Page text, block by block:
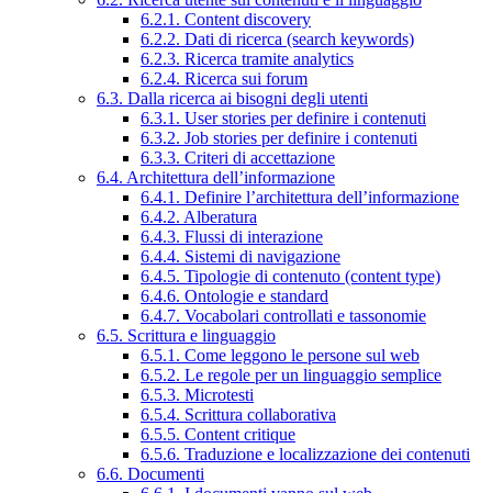
6.2.1. Content discovery
6.2.2. Dati di ricerca (search keywords)
6.2.3. Ricerca tramite analytics
6.2.4. Ricerca sui forum
6.3. Dalla ricerca ai bisogni degli utenti
6.3.1. User stories per definire i contenuti
6.3.2. Job stories per definire i contenuti
6.3.3. Criteri di accettazione
6.4. Architettura dell’informazione
6.4.1. Definire l’architettura dell’informazione
6.4.2. Alberatura
6.4.3. Flussi di interazione
6.4.4. Sistemi di navigazione
6.4.5. Tipologie di contenuto (content type)
6.4.6. Ontologie e standard
6.4.7. Vocabolari controllati e tassonomie
6.5. Scrittura e linguaggio
6.5.1. Come leggono le persone sul web
6.5.2. Le regole per un linguaggio semplice
6.5.3. Microtesti
6.5.4. Scrittura collaborativa
6.5.5. Content critique
6.5.6. Traduzione e localizzazione dei contenuti
6.6. Documenti